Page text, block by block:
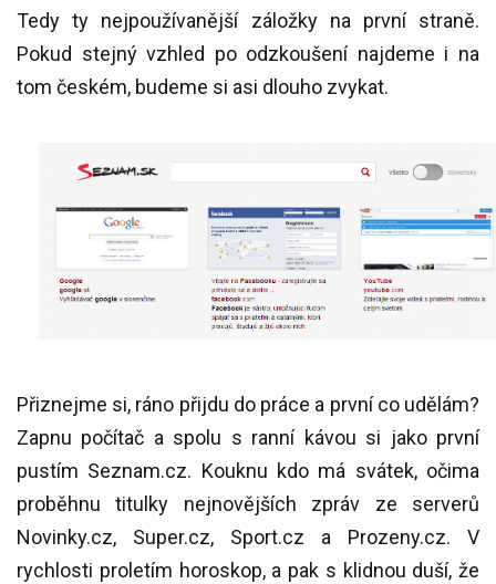
Tedy ty nejpoužívanější záložky na první straně.
Pokud stejný vzhled po odzkoušení najdeme i na
tom českém, budeme si asi dlouho zvykat.
Přiznejme si, ráno přijdu do práce a první co udělám?
Zapnu počítač a spolu s ranní kávou si jako první
pustím Seznam.cz. Kouknu kdo má svátek, očima
proběhnu titulky nejnovějších zpráv ze serverů
Novinky.cz, Super.cz, Sport.cz a Prozeny.cz. V
rychlosti proletím horoskop, a pak s klidnou duší, že